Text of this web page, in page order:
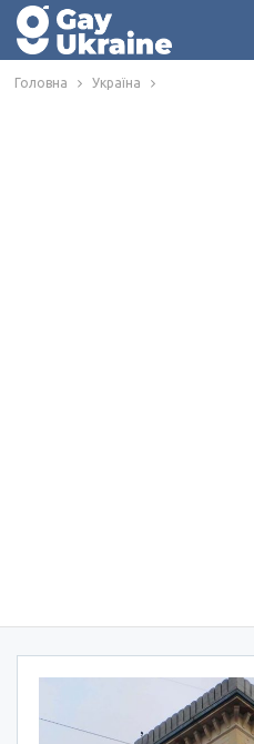
Головна Україна